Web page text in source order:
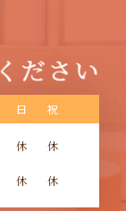
日 祝
休
休
休 休